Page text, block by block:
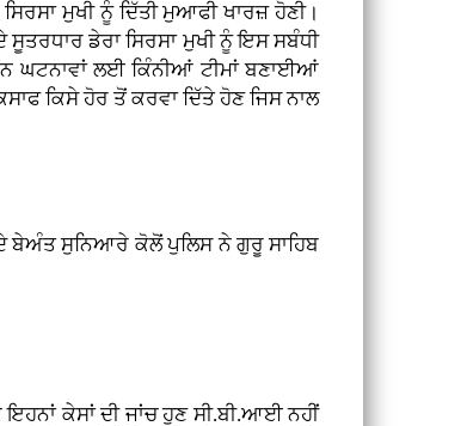
ਮੁਖੀ ਨੂੰ ਦਿੱਤੀ ਮੁਆਫੀ ਖਾਰਜ਼ ਹੋਣੀ।
ਡੇਰਾ ਸਿਰਸਾ ਮੁਖੀ ਨੂੰ ਇਸ ਸਬੰਧੀ
ਘਟਨਾਵਾਂ ਲਈ ਕਿੰਨੀਆਂ ਟੀਮਾਂ ਬਣਾਈਆਂ
ਕਿਸੇ ਹੋਰ ਤੋਂ ਕਰਵਾ ਦਿੱਤੇ ਹੋਣ ਜਿਸ ਨਾਲ
ਬੇਅੰਤ ਸੁਨਿਆਰੇ ਕੋਲੋਂ ਪੁਲਿਸ ਨੇ ਗੁਰੂ ਸਾਹਿਬ
ਕੇਸਾਂ ਦੀ ਜਾਂਚ ਹੁਣ ਸੀ.ਬੀ.ਆਈ ਨਹੀਂ